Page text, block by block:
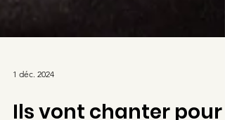
1 déc. 2024